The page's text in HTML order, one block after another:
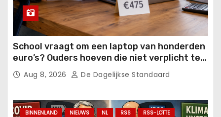
School vraagt om een laptop van honderden
euro’s? Ouders hoeven die niet verplicht te
betalen.
Aug 8, 2026 De Dagelijkse Standaard
BINNENLAND NIEUWS NL RSS
RSS-LOTTE